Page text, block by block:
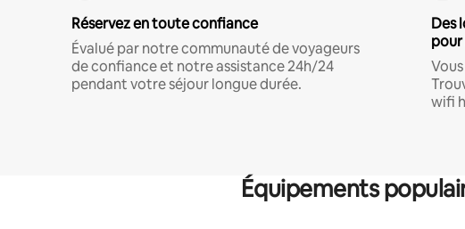
Réservez en toute confiance
Évalué par notre communauté de voyageurs
de confiance et notre assistance 24h/24
pendant votre séjour longue durée.
Des
pour
wifi
Équipements